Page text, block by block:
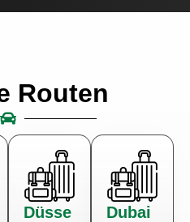
Routen
Düsse
Dubai